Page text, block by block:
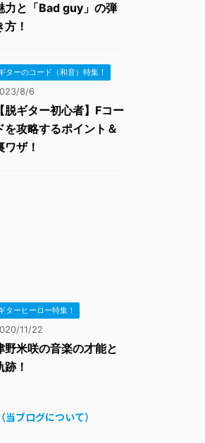
力と「Bad guy」の弾
方！
ターのコード（和音）特集！
8/6
【脱ギター初心者】Fコー
を攻略するポイント＆
ワザ！
ターヒーロー特集！
11/22
野米咲の音楽の才能と
跡！
ブログについて）